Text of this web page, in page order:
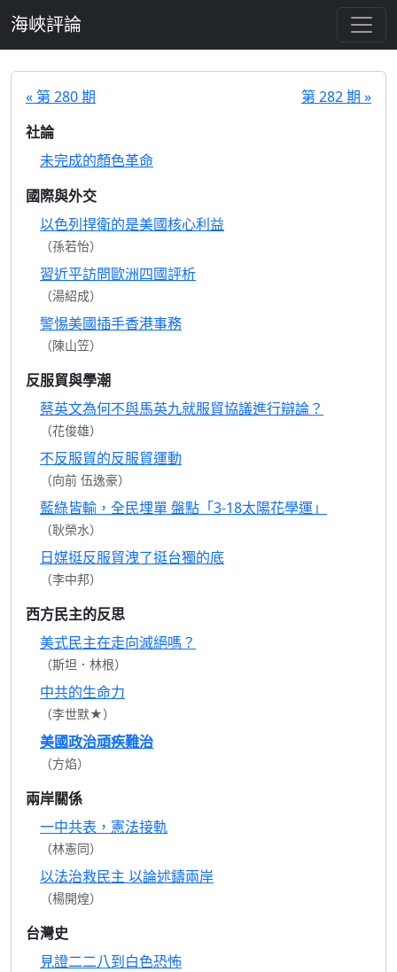
海峽評論
« 第 280 期
第 282 期 »
社論
未完成的顏色革命
國際與外交
以色列捍衛的是美國核心利益
（孫若怡）
習近平訪問歐洲四國評析
（湯紹成）
警惕美國插手香港事務
（陳山笠）
反服貿與學潮
蔡英文為何不與馬英九就服貿協議進行辯論？
（花俊雄）
不反服貿的反服貿運動
（向前 伍逸豪）
藍綠皆輸，全民埋單 盤點「3-18太陽花學運」
（耿榮水）
日媒挺反服貿洩了挺台獨的底
（李中邦）
西方民主的反思
美式民主在走向滅絕嗎？
（斯坦．林根）
中共的生命力
（李世默★）
美國政治頑疾難治
（方焰）
兩岸關係
一中共表，憲法接軌
（林憲同）
以法治救民主 以論述鑄兩岸
（楊開煌）
台灣史
見證二二八到白色恐怖